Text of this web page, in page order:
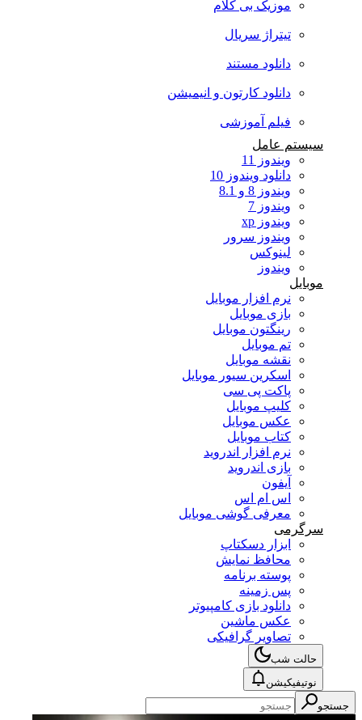
موزیک بی کلام
تیتراژ سریال
دانلود مستند
دانلود کارتون و انیمیشن
فیلم آموزشی
سیستم عامل
ویندوز 11
دانلود ویندوز 10
ویندوز 8 و 8.1
ویندوز 7
ویندوز xp
ویندوز سرور
لینوکس
ویندوز
موبایل
نرم افزار موبایل
بازی موبایل
رینگتون موبایل
تم موبایل
نقشه موبایل
اسکرین سیور موبایل
پاکت پی سی
کلیپ موبایل
عکس موبایل
کتاب موبایل
نرم افزار اندروید
بازی اندروید
آیفون
اس ام اس
معرفی گوشی موبایل
سرگرمی
ابزار دسکتاپ
محافظ نمایش
پوسته برنامه
پس زمینه
دانلود بازی کامپیوتر
عکس ماشین
تصاویر گرافیکی
حالت شب
نوتیفیکیشن
جستجو